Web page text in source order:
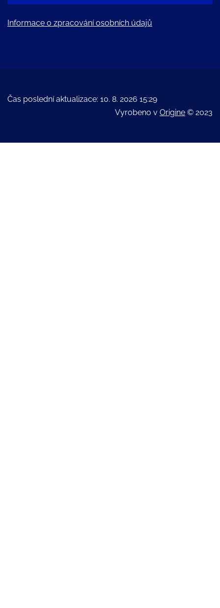
Informace o zpracování osobních údajů
Čas poslední aktualizace: 10. 8. 2026 15:29
Vyrobeno v Origine © 2023